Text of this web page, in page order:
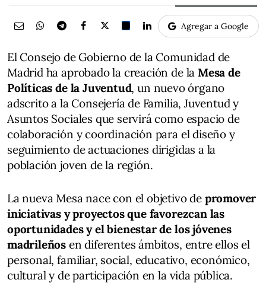
Agregar a Google
El Consejo de Gobierno de la Comunidad de
Madrid ha aprobado la creación de la Mesa de
Políticas de la Juventud, un nuevo órgano
adscrito a la Consejería de Familia, Juventud y
Asuntos Sociales que servirá como espacio de
colaboración y coordinación para el diseño y
seguimiento de actuaciones dirigidas a la
población joven de la región.
La nueva Mesa nace con el objetivo de promover
iniciativas y proyectos que favorezcan las
oportunidades y el bienestar de los jóvenes
madrileños en diferentes ámbitos, entre ellos el
personal, familiar, social, educativo, económico,
cultural y de participación en la vida pública.